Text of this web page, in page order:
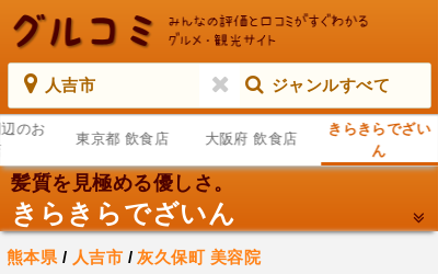
人吉市 ジャンルすべて
のお
東京都 飲食店 大阪府 飲食店
きらきらでざい
ん
髪質を見極める優しさ。
きらきらでざいん
熊本県 / 人吉市 / 灰久保町 美容院